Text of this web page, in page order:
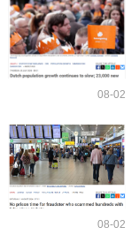
08-02
08-02